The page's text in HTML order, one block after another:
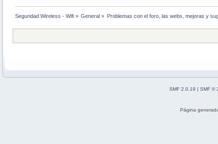
Seguridad Wireless - Wifi » General » Problemas con el foro, las webs, mejoras y
SMF 2.0.19 | SMF ©
Página